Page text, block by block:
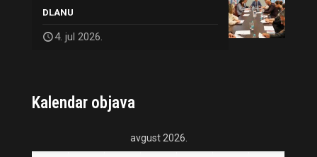
DLANU
4. jul 2026.
Kalendar objava
avgust 2026.